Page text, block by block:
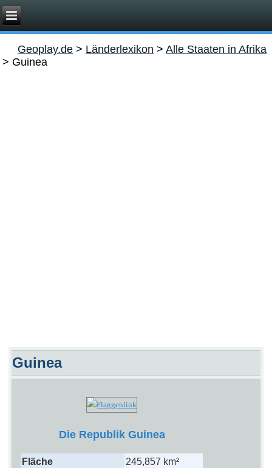
Geoplay.de > Länderlexikon >Alle Staaten in Afrika
> Guinea
Guinea
Die Republik Guinea
Fläche
245,857 km²